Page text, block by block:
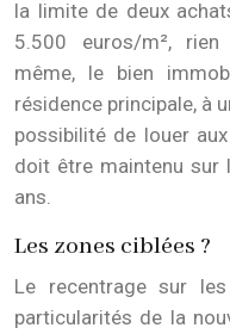
la limite de deux
5.500 euros/m², rien
même, le bien
résidence principale, à
possibilité de louer
doit être maintenu sur
ans.
Les zones ciblées ?
Le recentrage sur
particularités de la